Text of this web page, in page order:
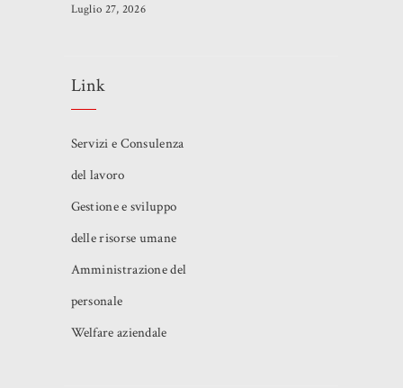
Luglio 27, 2026
Link
Servizi e Consulenza
del lavoro
Gestione e sviluppo
delle risorse umane
Amministrazione del
personale
Welfare aziendale